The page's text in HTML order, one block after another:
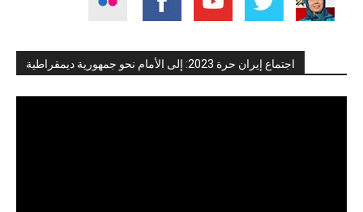
اجتماع إيران حرة 2023: إلى الأمام نحو جمهورية ديمقراطية